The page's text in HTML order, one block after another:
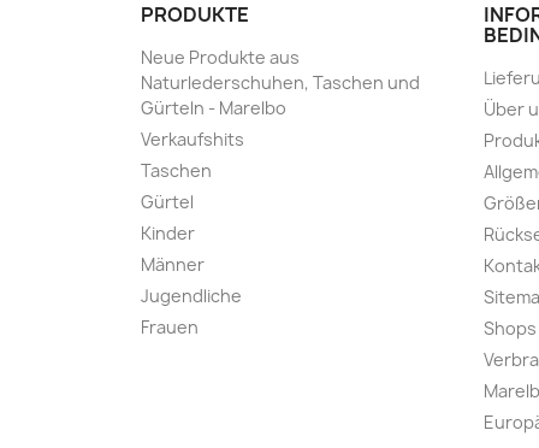
PRODUKTE
Neue Produkte aus
Naturlederschuhen, Taschen und
Gürteln - Marelbo
Verkaufshits
Taschen
Gürtel
Kinder
Männer
Jugendliche
Frauen
Über
Shops